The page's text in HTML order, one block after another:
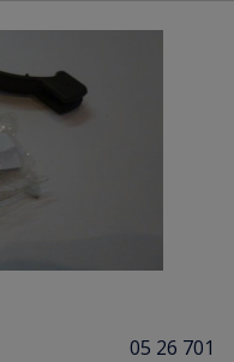
05 26 701